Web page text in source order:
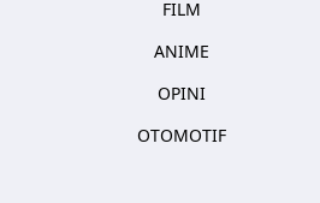
FILM
ANIME
OPINI
OTOMOTIF